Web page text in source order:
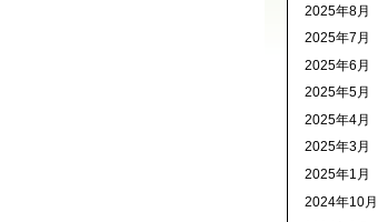
2025年8月
2025年7月
2025年6月
2025年5月
2025年4月
2025年3月
2025年1月
2024年10月